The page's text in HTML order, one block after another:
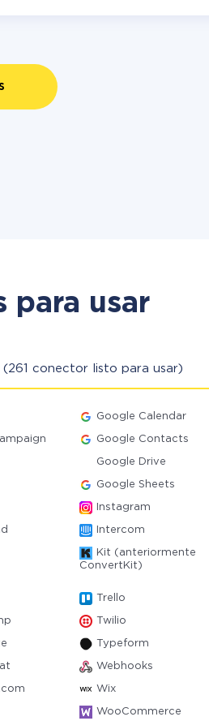
para usar
(261 conector listo para usar)
Google Calendar
Google Contacts
Google Drive
Google Sheets
Instagram
Intercom
Kit (anteriormente
ConvertKit)
Trello
Twilio
Typeform
Webhooks
Wix
WooCommerce